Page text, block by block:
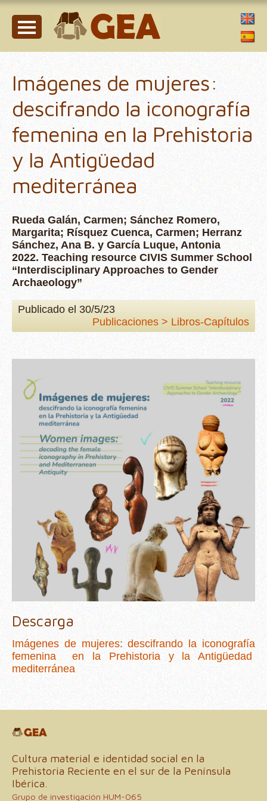
Imágenes de mujeres:
descifrando la iconografía
femenina en la Prehistoria
y la Antigüedad
mediterránea
Rueda Galán, Carmen; Sánchez Romero,
Margarita; Rísquez Cuenca, Carmen; Herranz
Sánchez, Ana B. y García Luque, Antonia
2022. Teaching resource CIVIS Summer School
“Interdisciplinary Approaches to Gender
Archaeology”
Publicado el 30/5/23
Publicaciones > Libros-Capítulos
Descarga
Imágenes de mujeres: descifrando la iconografía
femenina en la Prehistoria y la Antigüedad
mediterránea
Cultura material e identidad social en la
Prehistoria Reciente en el sur de la Península
Ibérica.
Grupo de investigación HUM-065